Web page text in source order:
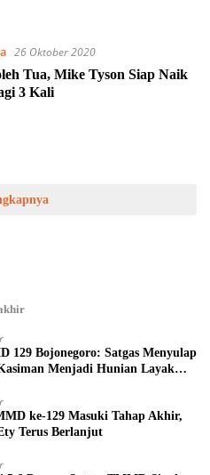
26 Oktober 2020
Tua, Mike Tyson Siap Naik
3 Kali
129 Bojonegoro: Satgas Menyulap
Menjadi Hunian Layak
ke-129 Masuki Tahap Akhir,
Terus Berlanjut